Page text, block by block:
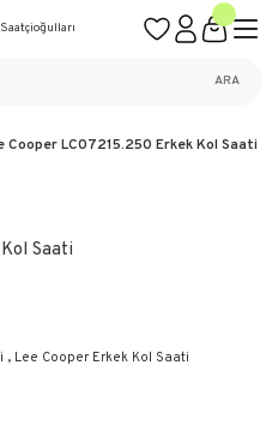
GARANTİSİ
ARA
Cooper LC07215.250 Erkek Kol Saati
Saati
, Lee Cooper Erkek Kol Saati